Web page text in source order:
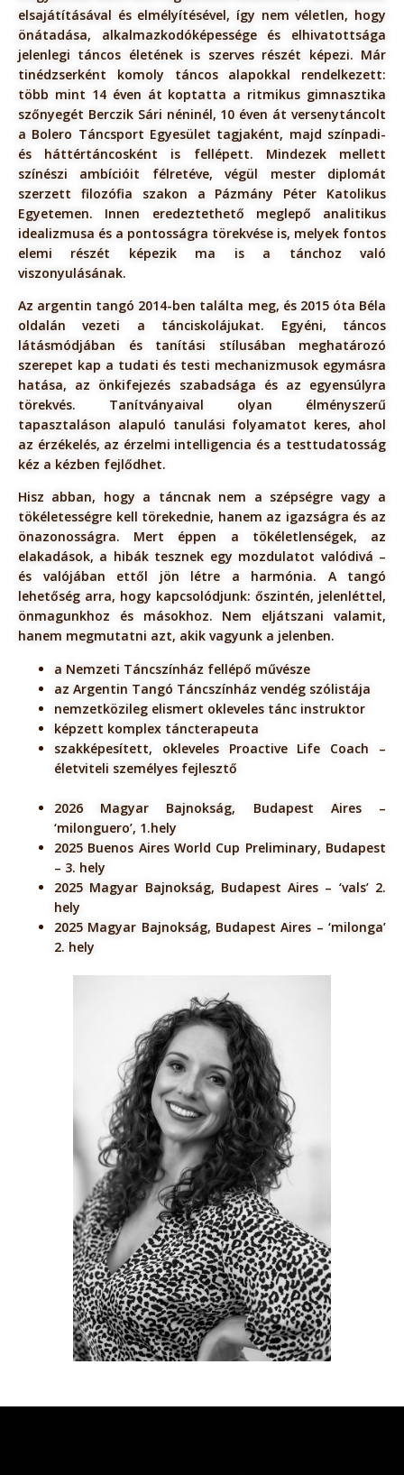
elsajátításával és elmélyítésével, így nem véletlen, hogy
önátadása, alkalmazkodóképessége és elhivatottsága
jelenlegi táncos életének is szerves részét képezi. Már
tinédzserként komoly táncos alapokkal rendelkezett:
több mint 14 éven át koptatta a ritmikus gimnasztika
szőnyegét Berczik Sári néninél, 10 éven át versenytáncolt
a Bolero Táncsport Egyesület tagjaként, majd színpadi-
és háttértáncosként is fellépett. Mindezek mellett
színészi ambícióit félretéve, végül mester diplomát
szerzett filozófia szakon a Pázmány Péter Katolikus
Egyetemen. Innen eredeztethető meglepő analitikus
idealizmusa és a pontosságra törekvése is, melyek fontos
elemi részét képezik ma is a tánchoz való
viszonyulásának.
Az argentin tangó 2014-ben találta meg, és 2015 óta Béla
oldalán vezeti a tánciskolájukat. Egyéni, táncos
látásmódjában és tanítási stílusában meghatározó
szerepet kap a tudati és testi mechanizmusok egymásra
hatása, az önkifejezés szabadsága és az egyensúlyra
törekvés. Tanítványaival olyan élményszerű
tapasztaláson alapuló tanulási folyamatot keres, ahol
az érzékelés, az érzelmi intelligencia és a testtudatosság
kéz a kézben fejlődhet.
Hisz abban, hogy a táncnak nem a szépségre vagy a
tökéletességre kell törekednie, hanem az igazságra és az
önazonosságra. Mert éppen a tökéletlenségek, az
elakadások, a hibák tesznek egy mozdulatot valódivá –
és valójában ettől jön létre a harmónia. A tangó
lehetőség arra, hogy kapcsolódjunk: őszintén, jelenléttel,
önmagunkhoz és másokhoz. Nem eljátszani valamit,
hanem megmutatni azt, akik vagyunk a jelenben.
a Nemzeti Táncszínház fellépő művésze
az Argentin Tangó Táncszínház vendég szólistája
nemzetközileg elismert okleveles tánc instruktor
képzett komplex táncterapeuta
szakképesített, okleveles Proactive Life Coach –
életviteli személyes fejlesztő
2026 Magyar Bajnokság, Budapest Aires –
‘milonguero’, 1.hely
2025 Buenos Aires World Cup Preliminary, Budapest
– 3. hely
2025 Magyar Bajnokság, Budapest Aires – ‘vals’ 2.
hely
2025 Magyar Bajnokság, Budapest Aires – ‘milonga’
2. hely